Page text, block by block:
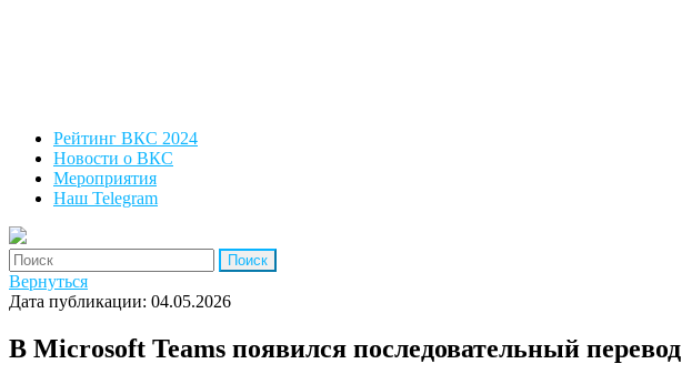
Рейтинг ВКС 2024
Новости о ВКС
Мероприятия
Наш Telegram
'Найти:
Вернуться
Дата публикации: 04.05.2026
В Microsoft Teams появился последовательный перевод